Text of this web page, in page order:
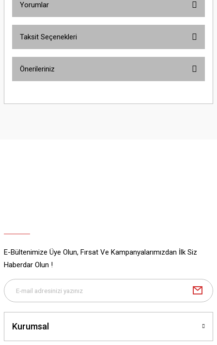
Yorumlar
Taksit Seçenekleri
Önerileriniz
yetersiz gördüğünüz noktaları öneri formunu kullanarak tarafımıza
E-Bültenimize Üye Olun, Fırsat Ve Kampanyalarımızdan İlk Siz
Haberdar Olun !
Kurumsal